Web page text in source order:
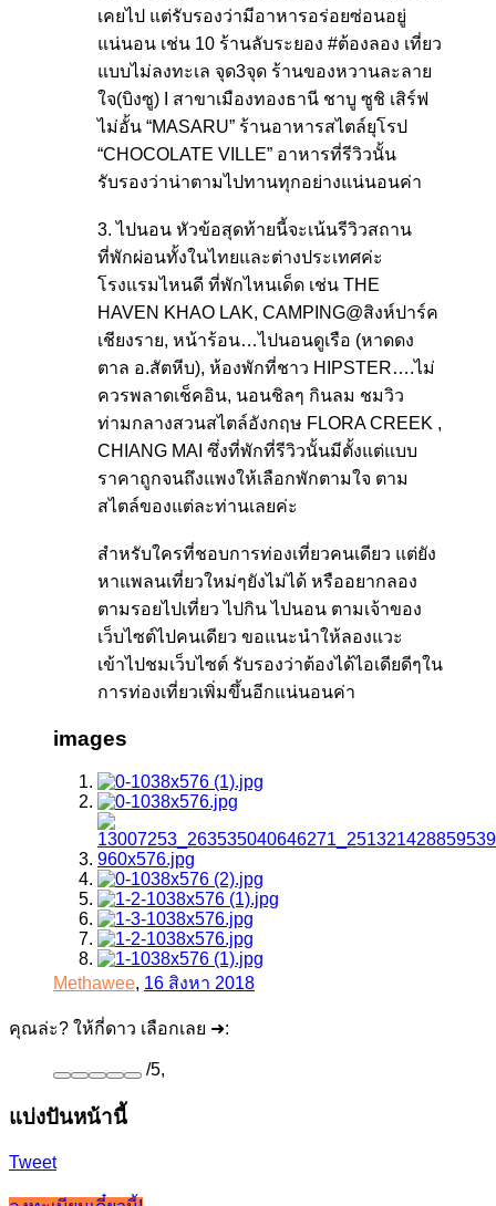
เคยไป แต่รับรองว่ามีอาหารอร่อยซ่อนอยู่
แน่นอน เช่น 10 ร้านลับระยอง #ต้องลอง เที่ยว
แบบไม่ลงทะเล จุด3จุด ร้านของหวานละลาย
ใจ(บิงซู) I สาขาเมืองทองธานี ชาบู ซูชิ เสิร์ฟ
ไม่อั้น “MASARU” ร้านอาหารสไตล์ยุโรป
“CHOCOLATE VILLE” อาหารที่รีวิวนั้น
รับรองว่าน่าตามไปทานทุกอย่างแน่นอนค่า
3. ไปนอน หัวข้อสุดท้ายนี้จะเน้นรีวิวสถาน
ที่พักผ่อนทั้งในไทยและต่างประเทศค่ะ
โรงแรมไหนดี ที่พักไหนเด็ด เช่น THE
HAVEN KHAO LAK, CAMPING@สิงห์ปาร์ค
เชียงราย, หน้าร้อน…ไปนอนดูเรือ (หาดดง
ตาล อ.สัตหีบ), ห้องพักที่ชาว HIPSTER….ไม่
ควรพลาดเช็คอิน, นอนชิลๆ กินลม ชมวิว
ท่ามกลางสวนสไตล์อังกฤษ FLORA CREEK ,
CHIANG MAI ซึ่งที่พักที่รีวิวนั้นมีตั้งแต่แบบ
ราคาถูกจนถึงแพงให้เลือกพักตามใจ ตาม
สไตล์ของแต่ละท่านเลยค่ะ
สำหรับใครที่ชอบการท่องเที่ยวคนเดียว แต่ยัง
หาแพลนเที่ยวใหม่ๆยังไม่ได้ หรืออยากลอง
ตามรอยไปเที่ยว ไปกิน ไปนอน ตามเจ้าของ
เว็บไซต์ไปคนเดียว ขอแนะนำให้ลองแวะ
เข้าไปชมเว็บไซต์ รับรองว่าต้องได้ไอเดียดีๆใน
การท่องเที่ยวเพิ่มขึ้นอีกแน่นอนค่า
images
Methawee, 16 สิงหา 2018
คุณล่ะ? ให้กี่ดาว เลือกเลย ➜:
/5,
แบ่งปันหน้านี้
Tweet